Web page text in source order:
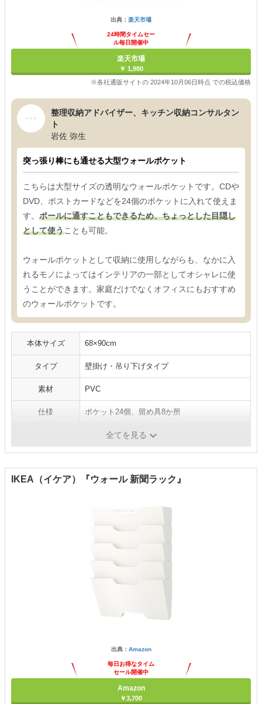
出典： 楽天市場
24時間タイムセー
ル毎日開催中
楽天市場
￥ 1,980
※各社通販サイトの 2024年10月06日時点 での税込価格
整理収納アドバイザー、キッチン収納コンサルタン
ト
岩佐 弥生
突っ張り棒にも通せる大型ウォールポケット
こちらは大型サイズの透明なウォールポケットです。CDや
DVD、ポストカードなどを24個のポケットに入れて使えま
す。 ポールに通すこともできるため、ちょっとした目隠し
として使うことも可能。
ウォールポケットとして収納に使用しながらも、なかに入
れるモノによってはインテリアの一部としてオシャレに使
うことができます。家庭だけでなくオフィスにもおすすめ
のウォールポケットです。
本体サイズ 68×90cm
タイプ 壁掛け・吊り下げタイプ
素材 PVC
仕様 ポケット24個、留め具8か所
クリア全てを見る
IKEA（イケア）『ウォール 新聞ラック』
出典： Amazon
毎日お得なタイム
セール開催中
Amazon
￥3,700